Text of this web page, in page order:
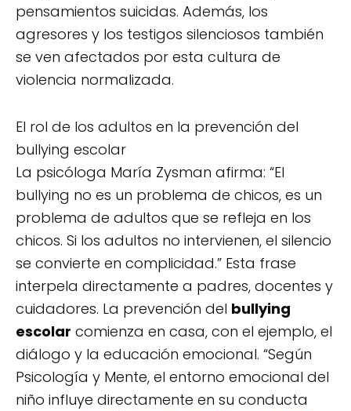
pensamientos suicidas. Además, los
agresores y los testigos silenciosos también
se ven afectados por esta cultura de
violencia normalizada.
El rol de los adultos en la prevención del
bullying escolar
La psicóloga María Zysman afirma: “El
bullying no es un problema de chicos, es un
problema de adultos que se refleja en los
chicos. Si los adultos no intervienen, el silencio
se convierte en complicidad.” Esta frase
interpela directamente a padres, docentes y
cuidadores. La prevención del bullying
escolar comienza en casa, con el ejemplo, el
diálogo y la educación emocional. “Según
Psicología y Mente, el entorno emocional del
niño influye directamente en su conducta